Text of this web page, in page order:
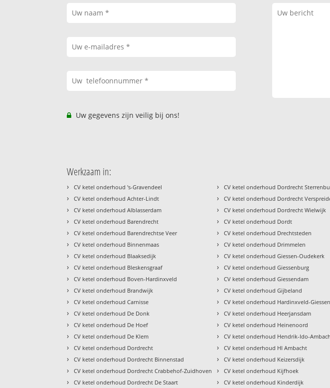
Uw gegevens zijn veilig bij ons!
Werkzaam in:
› CV ketel onderhoud 's-Gravendeel
› CV ketel onderhoud Achter-Lindt
› CV ketel onderhoud Alblasserdam
› CV ketel onderhoud Barendrecht
› CV ketel onderhoud Barendrechtse Veer
› CV ketel onderhoud Binnenmaas
› CV ketel onderhoud Blaaksedijk
› CV ketel onderhoud Bleskensgraaf
› CV ketel onderhoud Boven-Hardinxveld
› CV ketel onderhoud Brandwijk
› CV ketel onderhoud Carnisse
› CV ketel onderhoud De Donk
› CV ketel onderhoud De Hoef
› CV ketel onderhoud De Klem
› CV ketel onderhoud Dordrecht
› CV ketel onderhoud Dordrecht Binnenstad
› CV ketel onderhoud Dordrecht Crabbehof-Zuidhoven
› CV ketel onderhoud Dordrecht De Staart
› CV ketel onderhoud Dordrecht
› CV ketel onderhoud Dordrecht
› CV ketel onderhoud Dordrecht Wielwijk
› CV ketel onderhoud Dordt
› CV ketel onderhoud Drechtsteden
› CV ketel onderhoud Drimmelen
› CV ketel onderhoud Giessen-Oudekerk
› CV ketel onderhoud Giessenburg
› CV ketel onderhoud Giessendam
› CV ketel onderhoud Gijbeland
› CV ketel onderhoud Hardinxveld-
› CV ketel onderhoud Heerjansdam
› CV ketel onderhoud Heinenoord
› CV ketel onderhoud Hendrik-Ido-
› CV ketel onderhoud HI Ambacht
› CV ketel onderhoud Keizersdijk
› CV ketel onderhoud Kijfhoek
› CV ketel onderhoud Kinderdijk